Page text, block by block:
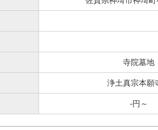
寺院墓地
浄土真宗本願
-円～